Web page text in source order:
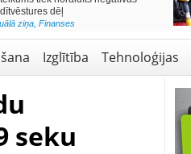
dēļ
ziņa, Finanses
Izglītība Tehnoloģijas
seku